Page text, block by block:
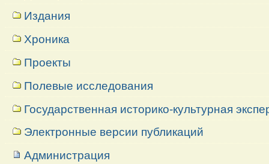
Издания
Хроника
Проекты
Полевые исследования
Государственная историко-культурная
Электронные версии публикаций
Администрация